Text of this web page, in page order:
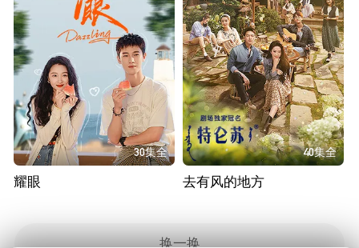
30集全
耀眼
40集全
去有风的地方
换一换